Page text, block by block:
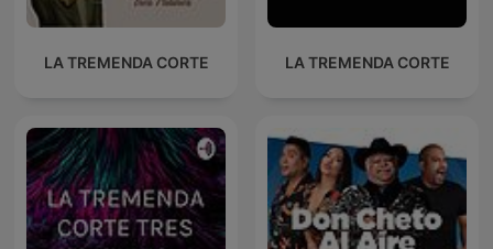
LA TREMENDA CORTE LA TREMENDA CORTE